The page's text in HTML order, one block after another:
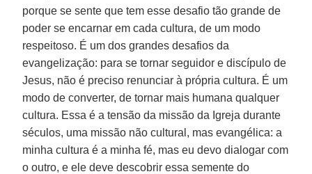
porque se sente que tem esse desafio tão grande de
poder se encarnar em cada cultura, de um modo
respeitoso. É um dos grandes desafios da
evangelização: para se tornar seguidor e discípulo de
Jesus, não é preciso renunciar à própria cultura. É um
modo de converter, de tornar mais humana qualquer
cultura. Essa é a tensão da missão da Igreja durante
séculos, uma missão não cultural, mas evangélica: a
minha cultura é a minha fé, mas eu devo dialogar com
o outro, e ele deve descobrir essa semente do